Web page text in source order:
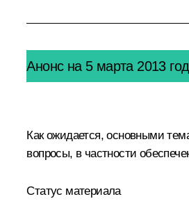
Анонс на 5 марта 2013
Как ожидается, основными
вопросы, в частности
Статус материала